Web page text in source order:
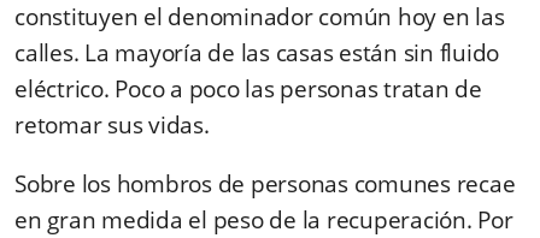
constituyen el denominador común hoy en las
calles. La mayoría de las casas están sin fluido
eléctrico. Poco a poco las personas tratan de
retomar sus vidas.
Sobre los hombros de personas comunes recae
en gran medida el peso de la recuperación. Por